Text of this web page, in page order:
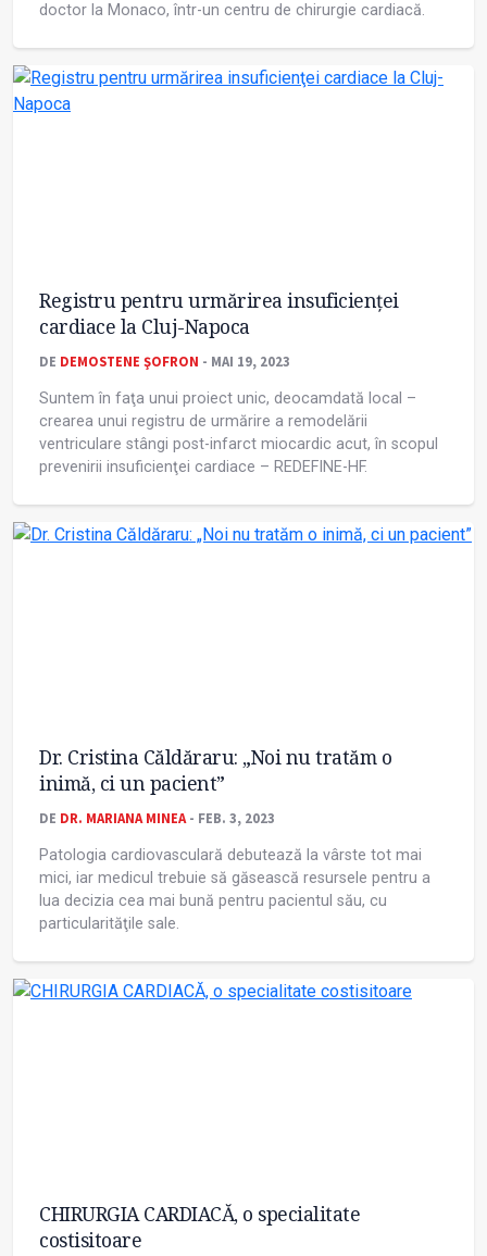
doctor la Monaco, într-un centru de chirurgie cardiacă.
Registru pentru urmărirea insuficienţei
cardiace la Cluj-Napoca
DE DEMOSTENE ŞOFRON - MAI 19, 2023
Suntem în faţa unui proiect unic, deocamdată local –
crearea unui registru de urmărire a remodelării
ventriculare stângi post-infarct miocardic acut, în scopul
prevenirii insuficienţei cardiace – REDEFINE-HF.
Dr. Cristina Căldăraru: „Noi nu tratăm o
inimă, ci un pacient”
DE DR. MARIANA MINEA- FEB. 3, 2023
Patologia cardiovasculară debutează la vârste tot mai
mici, iar medicul trebuie să găsească resursele pentru a
lua decizia cea mai bună pentru pacientul său, cu
particularităţile sale.
CHIRURGIA CARDIACĂ, o specialitate
costisitoare